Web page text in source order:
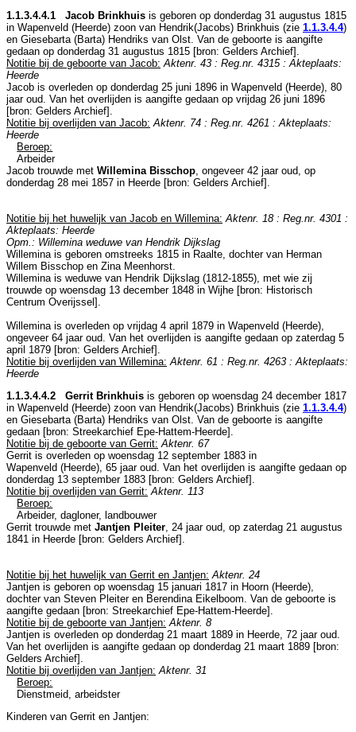
1.1.3.4.4.1 Jacob Brinkhuis is geboren op donderdag 31 augustus 1815
in Wapenveld (Heerde) zoon van Hendrik(Jacobs) Brinkhuis (zie 1.1.3.4.4)
en Giesebarta (Barta) Hendriks van Olst. Van de geboorte is aangifte
gedaan op donderdag 31 augustus 1815 [bron: Gelders Archief].
Notitie bij de geboorte van Jacob: Aktenr. 43 : Reg.nr. 4315 : Akteplaats:
Heerde
Jacob is overleden op donderdag 25 juni 1896 in Wapenveld (Heerde) , 80
jaar oud. Van het overlijden is aangifte gedaan op vrijdag 26 juni 1896
[bron: Gelders Archief].
Notitie bij overlijden van Jacob: Aktenr. 74 : Reg.nr. 4261 : Akteplaats:
Heerde
Beroep:
Arbeider
Jacob trouwde met Willemina Bisschop , ongeveer 42 jaar oud, op
donderdag 28 mei 1857 in Heerde [bron: Gelders Archief].
Notitie bij het huwelijk van Jacob en Willemina: Aktenr. 18 : Reg.nr. 4301 :
Akteplaats: Heerde
Opm.: Willemina weduwe van Hendrik Dijkslag
Willemina is geboren omstreeks 1815 in Raalte , dochter van Herman
Willem Bisschop en Zina Meenhorst.
Willemina is weduwe van Hendrik Dijkslag (1812-1855), met wie zij
trouwde op woensdag 13 december 1848 in Wijhe [bron: Historisch
Centrum Overijssel].
Willemina is overleden op vrijdag 4 april 1879 in Wapenveld (Heerde)
ongeveer 64 jaar oud. Van het overlijden is aangifte gedaan op zaterdag 5
april 1879 [bron: Gelders Archief].
Notitie bij overlijden van Willemina: Aktenr. 61 : Reg.nr. 4263 : Akteplaats:
Heerde
1.1.3.4.4.2 Gerrit Brinkhuis is geboren op woensdag 24 december 1817
in Wapenveld (Heerde) zoon van Hendrik(Jacobs) Brinkhuis (zie 1.1.3.4.4)
en Giesebarta (Barta) Hendriks van Olst. Van de geboorte is aangifte
gedaan [bron: Streekarchief Epe-Hattem-Heerde].
Notitie bij de geboorte van Gerrit: Aktenr. 67
Gerrit is overleden op woensdag 12 september 1883 in
Wapenveld (Heerde), 65 jaar oud. Van het overlijden is aangifte gedaan op
donderdag 13 september 1883 [bron: Gelders Archief].
Notitie bij overlijden van Gerrit: Aktenr. 113
Beroep:
Arbeider, dagloner, landbouwer
Gerrit trouwde met Jantjen Pleiter, 24 jaar oud, op zaterdag 21 augustus
1841 in Heerde [bron: Gelders Archief].
Notitie bij het huwelijk van Gerrit en Jantjen: Aktenr. 24
Jantjen is geboren op woensdag 15 januari 1817 in Hoorn (Heerde),
dochter van Steven Pleiter en Berendina Eikelboom. Van de geboorte is
aangifte gedaan [bron: Streekarchief Epe-Hattem-Heerde].
Notitie bij de geboorte van Jantjen: Aktenr. 8
Jantjen is overleden op donderdag 21 maart 1889 in Heerde, 72 jaar oud.
Van het overlijden is aangifte gedaan op donderdag 21 maart 1889 [bron:
Gelders Archief].
Notitie bij overlijden van Jantjen: Aktenr. 31
Beroep:
Dienstmeid, arbeidster
Kinderen van Gerrit en Jantjen: